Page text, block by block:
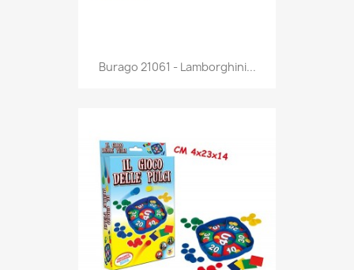
Anteprima
Burago 21061 - Lamborghini...